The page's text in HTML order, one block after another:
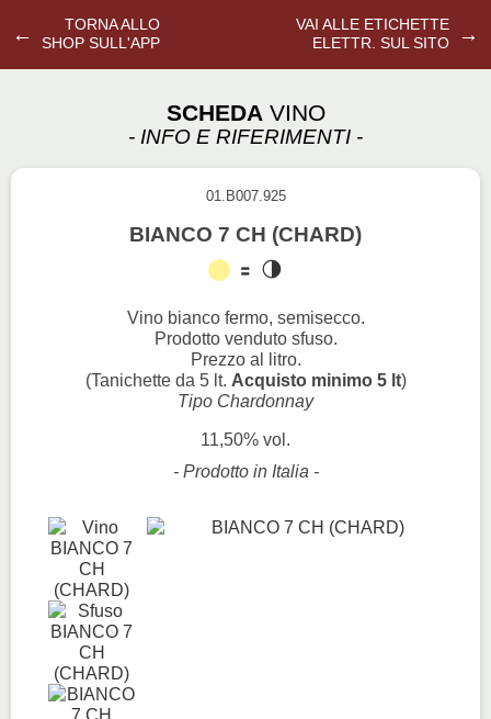
←
TORNA ALLO
SHOP SULL'APP
VAI ALLE ETICHETTE
ELETTR. SUL SITO
→
SCHEDA VINO
- INFO E RIFERIMENTI -
01.B007.925
BIANCO 7 CH (CHARD)
Vino bianco fermo, semisecco.
Prodotto venduto sfuso.
Prezzo al litro.
(Tanichette da 5 lt. Acquisto minimo 5 lt)
Tipo Chardonnay
11,50% vol.
- Prodotto in Italia -